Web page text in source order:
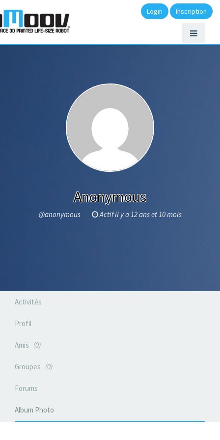
Login Inscription
Anonymous
@anonymous Actif il y a 12 ans et 10 mois
Activités
Profil
Amis 0
Groupes 0
Forums
Album Photo